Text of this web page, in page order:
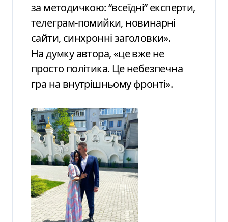
за методичкою: “всеїдні” експерти,
телеграм-помийки, новинарні
сайти, синхронні заголовки».
На думку автора, «це вже не
просто політика. Це небезпечна
гра на внутрішньому фронті».